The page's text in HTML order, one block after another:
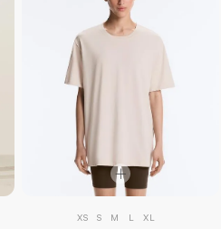
XS S M L XL